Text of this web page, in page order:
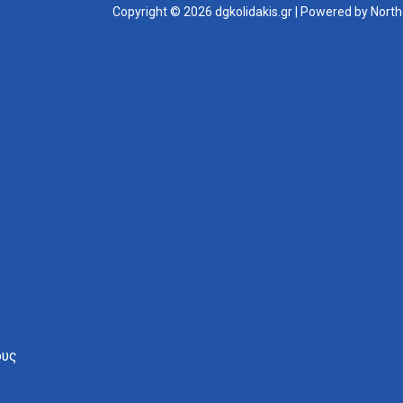
Copyright © 2026 dgkolidakis.gr | Powered by